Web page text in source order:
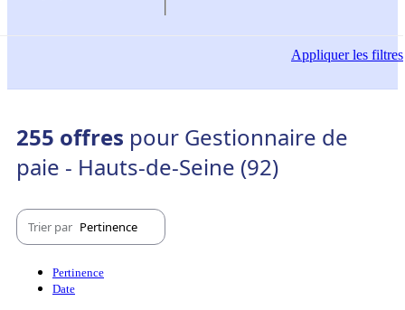
Appliquerles filtres
255 offres pour Gestionnaire de
paie - Hauts-de-Seine (92)
Trier par Pertinence
Pertinence
Date